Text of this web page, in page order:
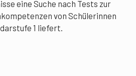
eine Suche nach Tests zur
von Schülerinnen
1 liefert.